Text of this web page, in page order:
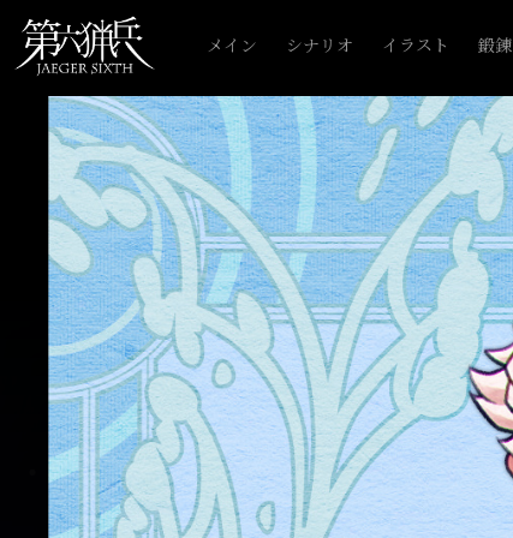
メイン シナリオ イラスト 鍛錬